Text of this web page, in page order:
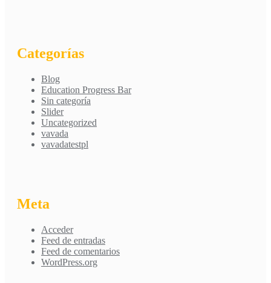
Categorías
Blog
Education Progress Bar
Sin categoría
Slider
Uncategorized
vavada
vavadatestpl
Meta
Acceder
Feed de entradas
Feed de comentarios
WordPress.org